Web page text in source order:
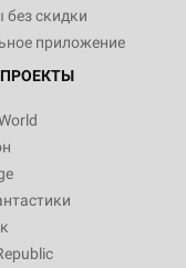
без скидки
приложение